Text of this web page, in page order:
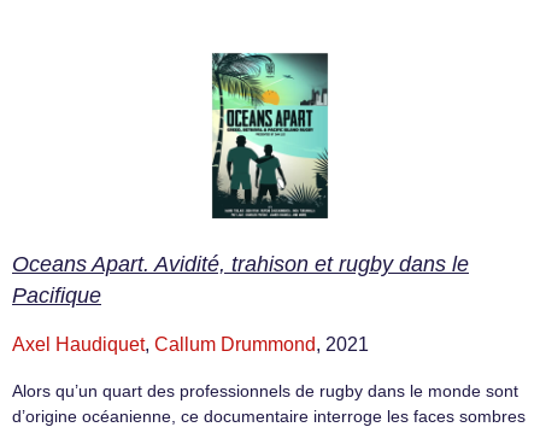
Oceans Apart. Avidité, trahison et rugby dans le
Pacifique
Axel Haudiquet, Callum Drummond, 2021
Alors qu’un quart des professionnels de rugby dans le monde sont
d’origine océanienne, ce documentaire interroge les faces sombres